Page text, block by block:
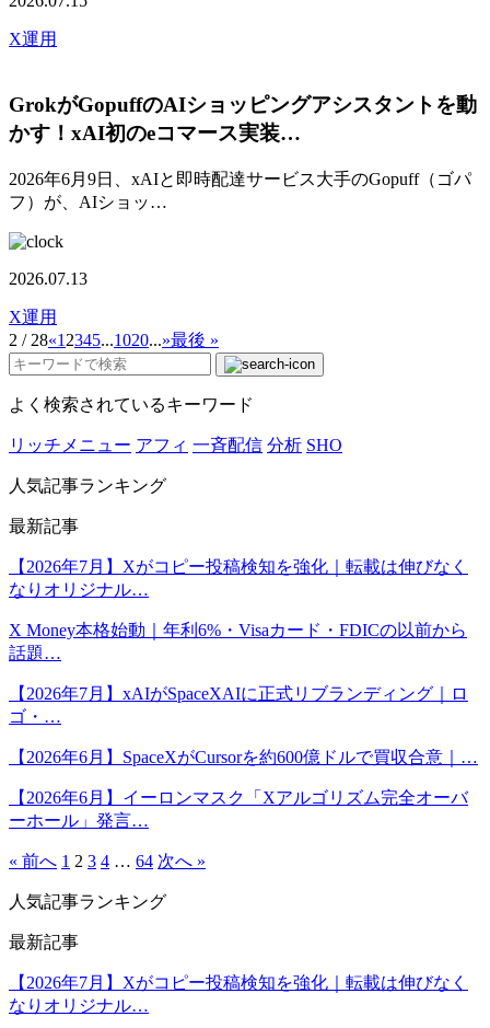
X運用
GrokがGopuffのAIショッピングアシスタントを動
かす！xAI初のeコマース実装…
2026年6月9日、xAIと即時配達サービス大手のGopuff（ゴパ
フ）が、AIショッ…
2026.07.13
X運用
2 / 28«1 2345...1020...»最後 »
よく検索されているキーワード
リッチメニュー アフィ 一斉配信 分析 SHO
人気記事ランキング
最新記事
【2026年7月】Xがコピー投稿検知を強化｜転載は伸びなく
なりオリジナル…
X Money本格始動｜年利6%・Visaカード・FDICの以前から
話題…
【2026年7月】xAIがSpaceXAIに正式リブランディング｜ロ
ゴ・…
【2026年6月】SpaceXがCursorを約600億ドルで買収合意｜…
【2026年6月】イーロンマスク「Xアルゴリズム完全オーバ
ーホール」発言…
« 前へ 1 2 3 4 … 64 次へ »
人気記事ランキング
最新記事
【2026年7月】Xがコピー投稿検知を強化｜転載は伸びなく
なりオリジナル…